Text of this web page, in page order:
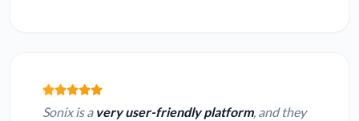
Sonix is a very user-friendly platform, and they